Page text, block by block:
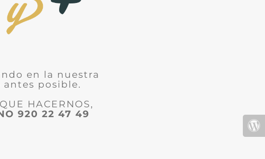
en la nuestra
posible.
HACERNOS,
920 22 47 49